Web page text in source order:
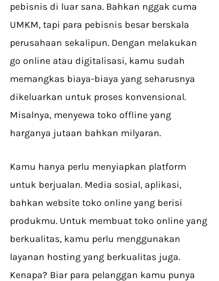
pebisnis di luar sana. Bahkan nggak cuma
UMKM, tapi para pebisnis besar berskala
perusahaan sekalipun. Dengan melakukan
go online atau digitalisasi, kamu sudah
memangkas biaya-biaya yang seharusnya
dikeluarkan untuk proses konvensional.
Misalnya, menyewa toko offline yang
harganya jutaan bahkan milyaran.
Kamu hanya perlu menyiapkan platform
untuk berjualan. Media sosial, aplikasi,
bahkan website toko online yang berisi
produkmu. Untuk membuat toko online yang
berkualitas, kamu perlu menggunakan
layanan hosting yang berkualitas juga.
Kenapa? Biar para pelanggan kamu punya